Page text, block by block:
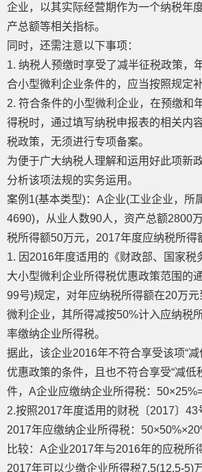
企业，以其实际经营期作为一个纳税年
产总额等相关指标。
同时，还需注意以下事项：
1. 纳税人预缴时享受了减半征税政策，
合小型微利企业条件的，应当按照规定
2. 符合条件的小型微利企业，在预缴和
得税时，通过填写纳税申报表的相关内
税政策，无须进行专项备案。
为便于广大纳税人理解和运用好此项新
分析该项法规的实务运用。
案例1(基本类型)：A企业(工业企业，所
4690)，从业人数90人，资产总额2800
税所得额50万元，2017年度应纳税所得
1. 因2016年度适用的《财政部、国家税
大小型微利企业所得税优惠政策范围的
99号)规定，对年应纳税所得额在20万
微利企业，其所得减按50%计入应纳税
率缴纳企业所得税。
据此，该企业2016年不符合享受该项“
优惠政策的条件，且也不符合享受“减低
件，A企业应缴纳企业所得税：
2.按照2017年度适用的财税〔2017〕43
2017年应缴纳企业所得税：
比较：A企业2017年与2016年的应税所
2017年可以少缴企业所得税7.5(12.5-5)